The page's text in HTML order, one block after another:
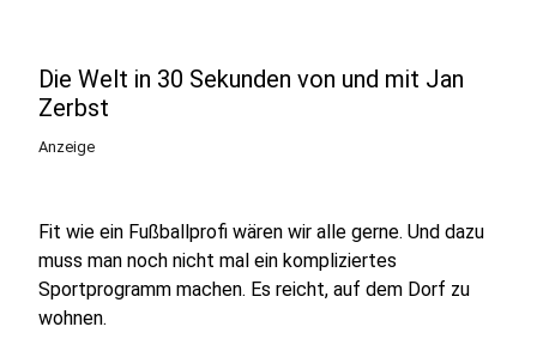
Die Welt in 30 Sekunden von und mit Jan
Zerbst
Anzeige
Fit wie ein Fußballprofi wären wir alle gerne. Und dazu
muss man noch nicht mal ein kompliziertes
Sportprogramm machen. Es reicht, auf dem Dorf zu
wohnen.